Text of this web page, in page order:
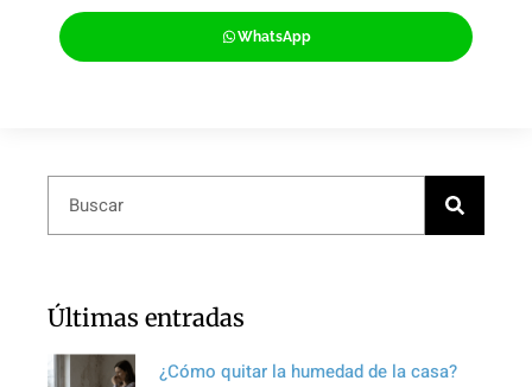
WhatsApp
Últimas entradas
¿Cómo quitar la humedad de la casa?